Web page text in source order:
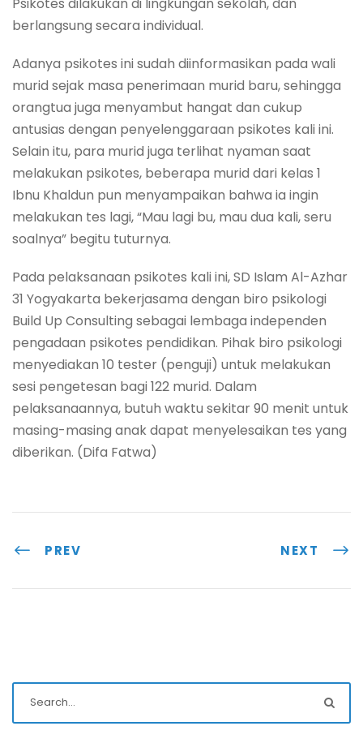
berlangsung secara individual.
Adanya psikotes ini sudah diinformasikan pada wali
murid sejak masa penerimaan murid baru, sehingga
orangtua juga menyambut hangat dan cukup
antusias dengan penyelenggaraan psikotes kali ini.
Selain itu, para murid juga terlihat nyaman saat
melakukan psikotes, beberapa murid dari kelas 1
Ibnu Khaldun pun menyampaikan bahwa ia ingin
melakukan tes lagi, “Mau lagi bu, mau dua kali, seru
soalnya” begitu tuturnya.
Pada pelaksanaan psikotes kali ini, SD Islam Al-Azhar
31 Yogyakarta bekerjasama dengan biro psikologi
Build Up Consulting sebagai lembaga independen
pengadaan psikotes pendidikan. Pihak biro psikologi
menyediakan 10 tester (penguji) untuk melakukan
sesi pengetesan bagi 122 murid. Dalam
pelaksanaannya, butuh waktu sekitar 90 menit untuk
masing-masing anak dapat menyelesaikan tes yang
diberikan. (Difa Fatwa)
PREV NEXT